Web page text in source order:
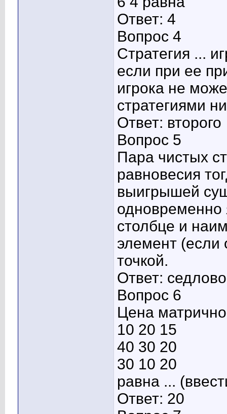
Ответ: 4
Вопрос 4
Стратегия ...
если при ее
игрока не
стратегиями
Ответ: второго
Вопрос 5
Пара чистых
равновесия
выигрышей
одновременно
столбце и
элемент (если
точкой.
Ответ:
Вопрос 6
Цена
10 20 15
40 30 20
30 10 20
равна ...
Ответ: 20